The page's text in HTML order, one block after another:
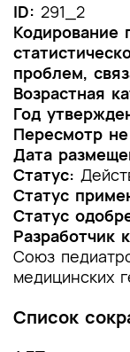
1. Краткая
состоянию
состояний)
1.1
(группы
1.2 Этиология
состояния
состояний)
1.3
(группы
состояния
ID: 291_2
Кодирование
проблем,
Возрастная
Год
Пересмотр
Дата
Статус:
Статус
Статус
Разработчик
Союз
медицинских
Список